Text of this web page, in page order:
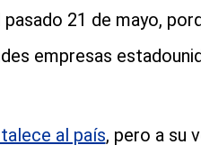
21 de mayo,
empresas
al país, pero a su